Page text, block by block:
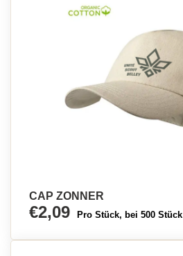
CAP ZONNER
€2,09 Pro Stück, bei 500 Stück